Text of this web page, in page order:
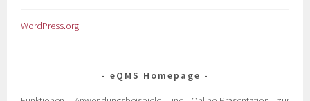
WordPress.org
eQMS Homepage